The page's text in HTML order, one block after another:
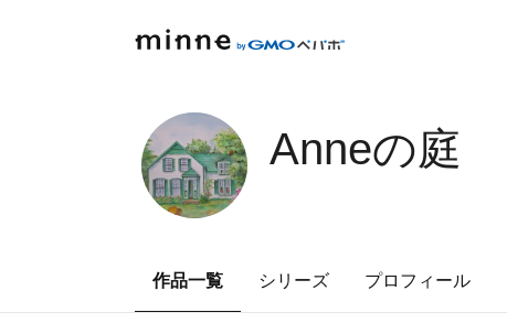
Anneの庭
作品一覧 シリーズ プロフィール